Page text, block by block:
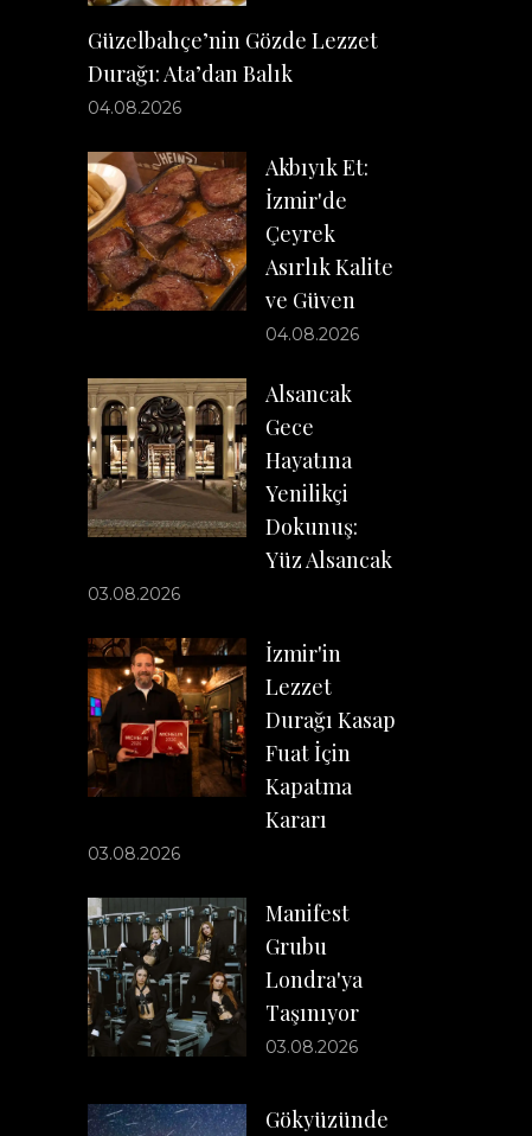
Güzelbahçe’nin Gözde Lezzet
Durağı: Ata’dan Balık
04.08.2026
Akbıyık Et:
İzmir'de
Çeyrek
Asırlık Kalite
ve Güven
04.08.2026
Alsancak
Gece
Hayatına
Yenilikçi
Dokunuş:
Yüz Alsancak
03.08.2026
İzmir'in
Lezzet
Durağı Kasap
Fuat İçin
Kapatma
Kararı
03.08.2026
Manifest
Grubu
Londra'ya
Taşınıyor
03.08.2026
Gökyüzünde